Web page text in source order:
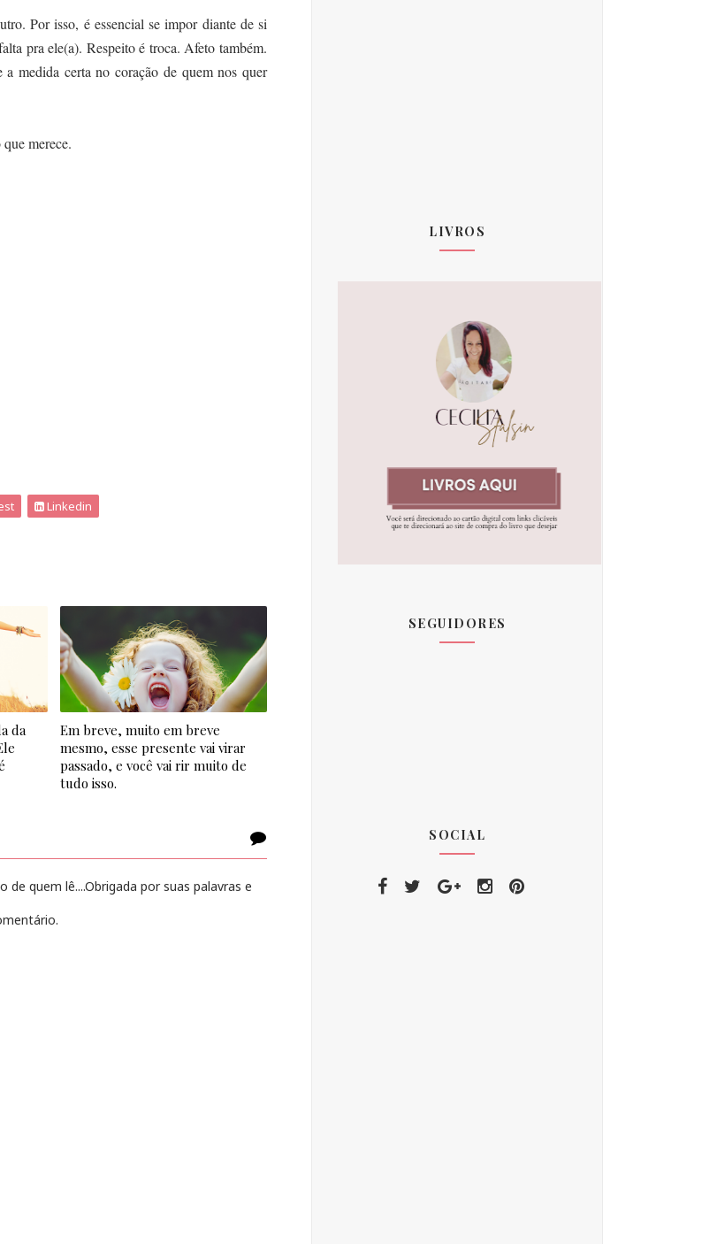
Por isso, é essencial se impor diante de si
pra ele(a). Respeito é troca. Afeto também.
medida certa no coração de quem nos quer
merece.
Linkedin
da
Em breve, muito em breve
mesmo, esse presente vai virar
passado, e você vai rir muito de
tudo isso.
quem lê....Obrigada por suas palavras e
LIVROS
SEGUIDORES
SOCIAL